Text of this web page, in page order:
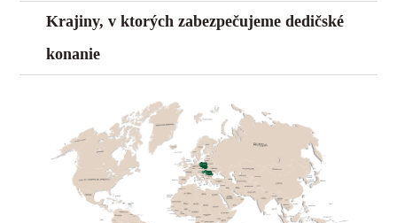
Krajiny, v ktorých zabezpečujeme dedičské
konanie